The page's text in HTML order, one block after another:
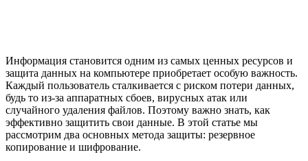
Информация становится одним из самых ценных ресурсов и
защита данных на компьютере приобретает особую важность.
Каждый пользователь сталкивается с риском потери данных,
будь то из-за аппаратных сбоев, вирусных атак или
случайного удаления файлов. Поэтому важно знать, как
эффективно защитить свои данные. В этой статье мы
рассмотрим два основных метода защиты: резервное
копирование и шифрование.